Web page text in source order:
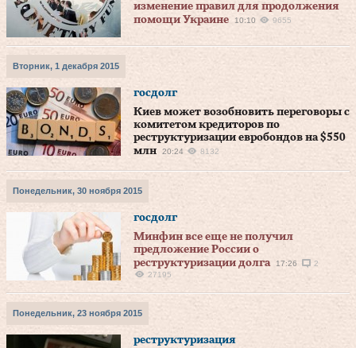
изменение правил для продолжения
помощи Украине
10:10 9655
Вторник, 1 декабря 2015
госдолг
Киев может возобновить переговоры с
комитетом кредиторов по
реструктуризации евробондов на $550
млн
20:24 8132
Понедельник, 30 ноября 2015
госдолг
Минфин все еще не получил
предложение России о
реструктуризации долга
17:26
2
27195
Понедельник, 23 ноября 2015
реструктуризация